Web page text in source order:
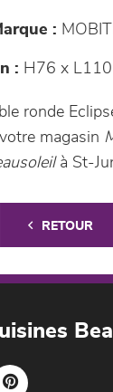
:
: H76 x
ronde
magasin
à St-
RETOUR